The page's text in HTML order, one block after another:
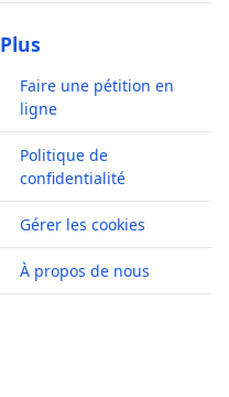
Plus
Faire une pétition en
ligne
Politique de
confidentialité
Gérer les cookies
À propos de nous